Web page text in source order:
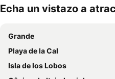
Echa un vistazo a
Grande
Playa de la Cal
Isla de los Lobos